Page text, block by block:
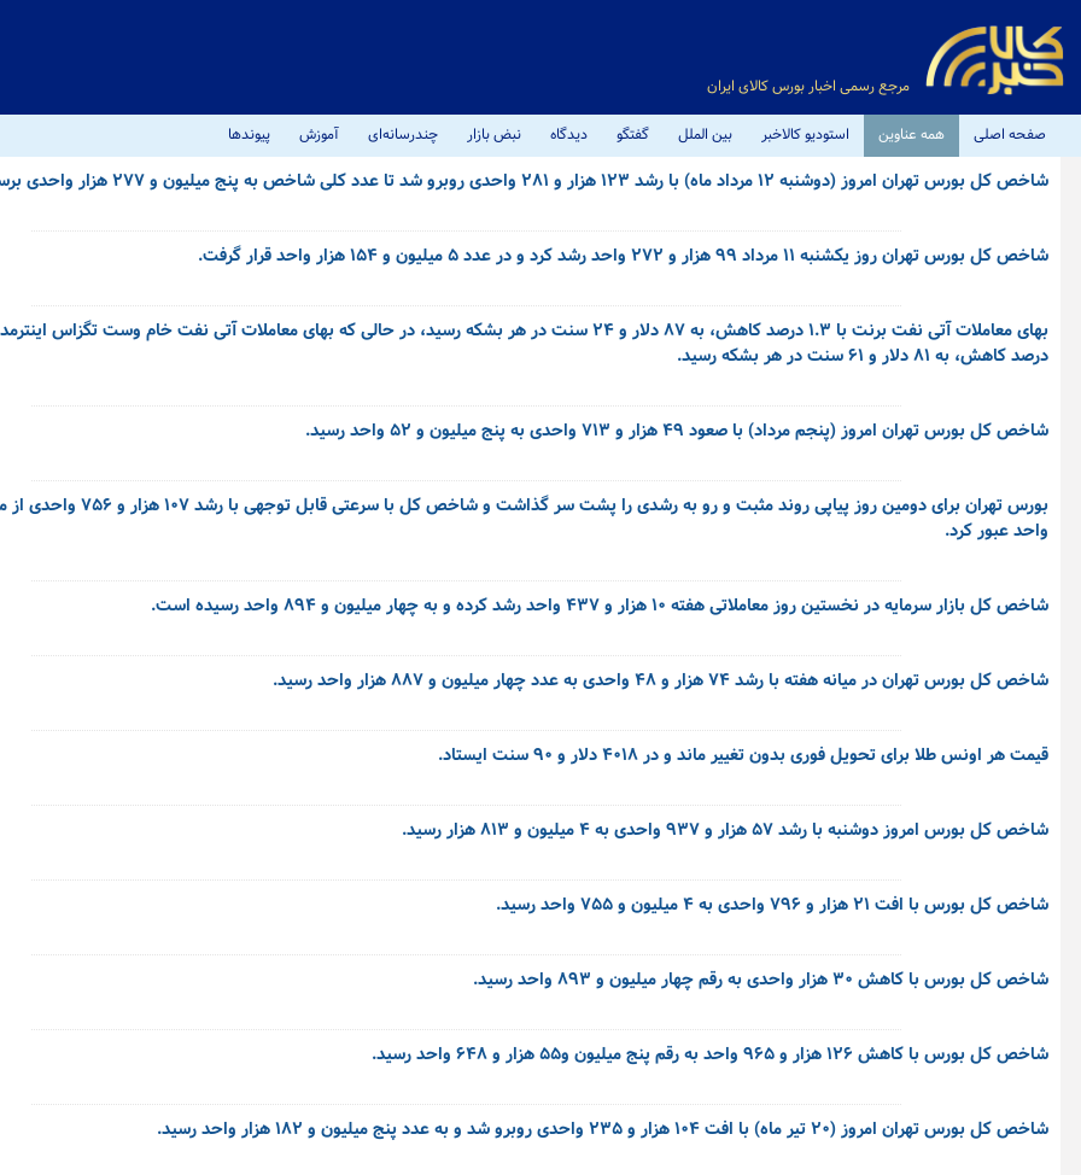
مرجع رسمی اخبار بورس کالای ایران
صفحه اصلی همه عناوین استودیو کالاخبر بین الملل گفتگو دیدگاه نبض بازار چندرسانه‌ای آموزش پیوندها
شاخص کل بورس تهران امروز (دوشنبه ۱۲ مرداد ماه) با رشد ۱۲۳ هزار و ۲۸۱ واحدی روبرو شد تا عدد کلی شاخص به پنج میلیون و ۲۷۷ هزار واحدی برسد.
شاخص کل بورس تهران روز یکشنبه ۱۱ مرداد ۹۹ هزار و ۲۷۲ واحد رشد کرد و در عدد ۵ میلیون و ۱۵۴ هزار واحد قرار گرفت.
درصد کاهش، به ۸۱ دلار و ۶۱ سنت در هر بشکه رسید.
شاخص کل بورس تهران امروز (پنجم مرداد) با صعود ۴۹ هزار و ۷۱۳ واحدی به پنج میلیون و ۵۲ واحد رسید.
بورس تهران برای دومین روز پیاپی روند مثبت و رو به رشدی را
واحد عبور کرد.
شاخص کل بازار سرمایه در نخستین روز معاملاتی هفته ۱۰ هزار و ۴۳۷ واحد رشد کرده و به چهار میلیون و ۸۹۴ واحد رسیده است.
شاخص کل بورس تهران در میانه هفته با رشد ۷۴ هزار و ۴۸ واحدی به عدد چهار میلیون و ۸۸۷ هزار واحد رسید.
قیمت هر اونس طلا برای تحویل فوری بدون تغییر ماند و در ۴۰۱۸ دلار و ۹۰ سنت ایستاد.
شاخص کل بورس امروز دوشنبه با رشد ۵۷ هزار و ۹۳۷ واحدی به ۴ میلیون و ۸۱۳ هزار رسید.
شاخص کل بورس با افت ۲۱ هزار و ۷۹۶ واحدی به ۴ میلیون و ۷۵۵ واحد رسید.
شاخص کل بورس با کاهش ۳۰ هزار واحدی به رقم چهار میلیون و ۸۹۳ واحد رسید.
شاخص کل بورس با کاهش ۱۲۶ هزار و ۹۶۵ واحد به رقم پنج میلیون و۵۵ هزار و ۶۴۸ واحد رسید.
شاخص کل بورس تهران امروز (۲۰ تیر ماه) با افت ۱۰۴ هزار و ۲۳۵ واحدی روبرو شد و به عدد پنج میلیون و ۱۸۲ هزار واحد رسید.